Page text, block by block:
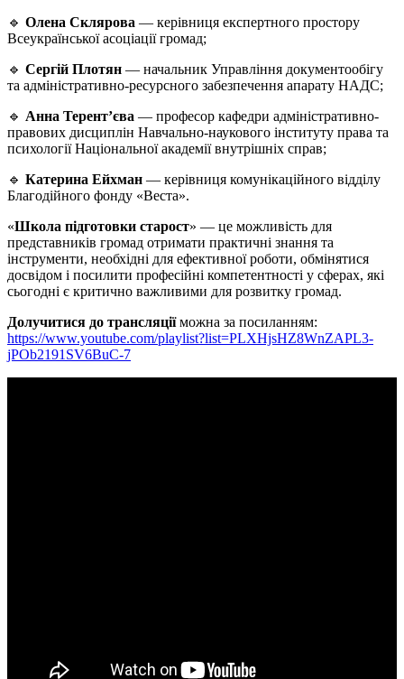
🔹 Олена Склярова — керівниця експертного простору
Всеукраїнської асоціації громад;
🔹 Сергій Плотян — начальник Управління документообігу
та адміністративно-ресурсного забезпечення апарату НАДС;
🔹 Анна Терент’єва — професор кафедри адміністративно-
правових дисциплін Навчально-наукового інституту права та
психології Національної академії внутрішніх справ;
🔹 Катерина Ейхман — керівниця комунікаційного відділу
Благодійного фонду «Веста».
«Школа підготовки старост» — це можливість для
представників громад отримати практичні знання та
інструменти, необхідні для ефективної роботи, обмінятися
досвідом і посилити професійні компетентності у сферах, які
сьогодні є критично важливими для розвитку громад.
Долучитися до трансляціїможна за посиланням:
https://www.youtube.com/playlist?list=PLXHjsHZ8WnZAPL3-
jPOb2191SV6BuC-7